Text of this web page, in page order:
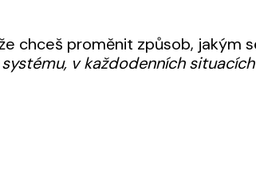
chceš proměnit způsob, jakým
v každodenních situacích